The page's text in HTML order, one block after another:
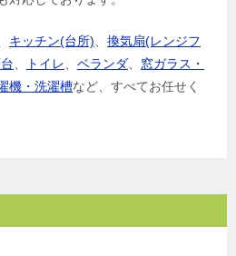
キッチン(台所)
換気扇(レンジフ
トイレ ベランダ
窓ガラス・
機・洗濯槽など、すべてお任せく